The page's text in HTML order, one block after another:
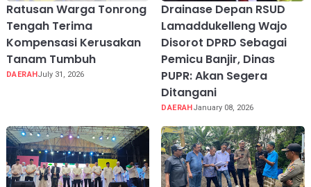
Ratusan Warga Tonrong
Tengah Terima
Kompensasi Kerusakan
Tanam Tumbuh
DAERAHJuly 31, 2026
Drainase Depan RSUD
Lamaddukelleng Wajo
Disorot DPRD Sebagai
Pemicu Banjir, Dinas
PUPR: Akan Segera
Ditangani
DAERAHJanuary 08, 2026